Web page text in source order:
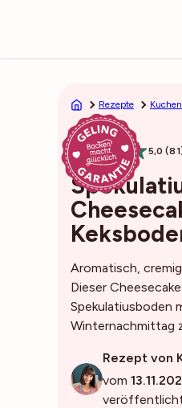
Rezepte Kuchen
1h30min 5,0
Aromatisch,
Dieser
Spekulatiusboden
Winternachmittag
Rezept von
vom